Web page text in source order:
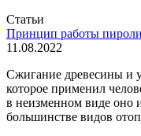
Статьи
Принцип работы
11.08.2022
Сжигание древесины и
которое применил
в неизменном виде оно
большинстве видов